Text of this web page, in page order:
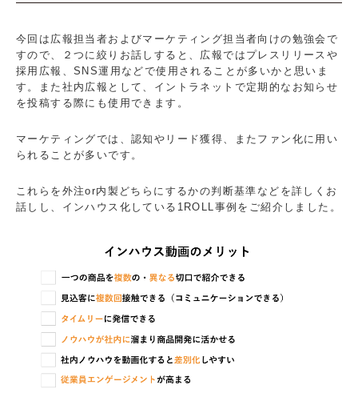
今回は広報担当者およびマーケティング担当者向けの勉強会で
すので、２つに絞りお話しすると、広報ではプレスリリースや
採用広報、SNS運用などで使用されることが多いかと思いま
す。また社内広報として、イントラネットで定期的なお知らせ
を投稿する際にも使用できます。
マーケティングでは、認知やリード獲得、またファン化に用い
られることが多いです。
これらを外注or内製どちらにするかの判断基準などを詳しくお
話しし、インハウス化している1ROLL事例をご紹介しました。